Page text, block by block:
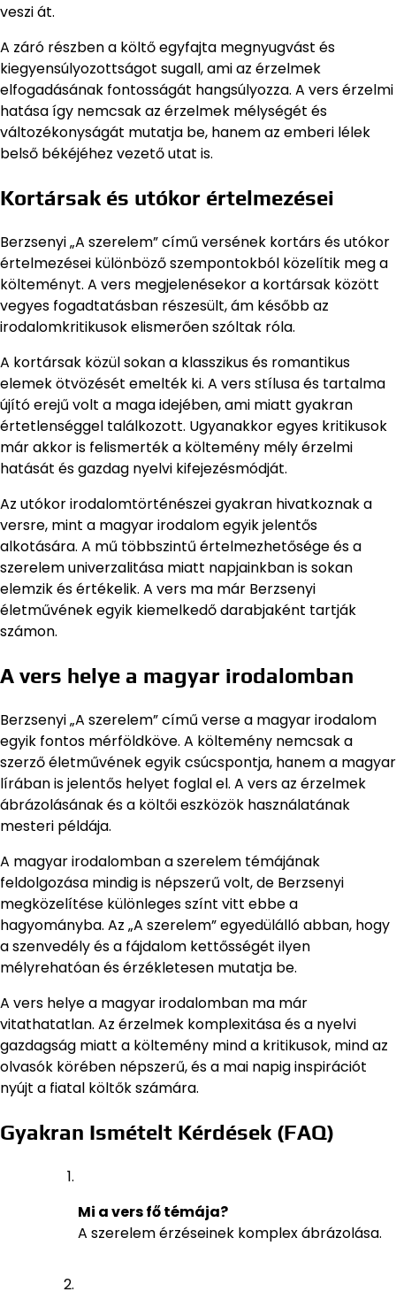
veszi át.
A záró részben a költő egyfajta megnyugvást és
kiegyensúlyozottságot sugall, ami az érzelmek
elfogadásának fontosságát hangsúlyozza. A vers érzelmi
hatása így nemcsak az érzelmek mélységét és
változékonyságát mutatja be, hanem az emberi lélek
belső békéjéhez vezető utat is.
Kortársak és utókor értelmezései
Berzsenyi „A szerelem” című versének kortárs és utókor
értelmezései különböző szempontokból közelítik meg a
költeményt. A vers megjelenésekor a kortársak között
vegyes fogadtatásban részesült, ám később az
irodalomkritikusok elismerően szóltak róla.
A kortársak közül sokan a klasszikus és romantikus
elemek ötvözését emelték ki. A vers stílusa és tartalma
újító erejű volt a maga idejében, ami miatt gyakran
értetlenséggel találkozott. Ugyanakkor egyes kritikusok
már akkor is felismerték a költemény mély érzelmi
hatását és gazdag nyelvi kifejezésmódját.
Az utókor irodalomtörténészei gyakran hivatkoznak a
versre, mint a magyar irodalom egyik jelentős
alkotására. A mű többszintű értelmezhetősége és a
szerelem univerzalitása miatt napjainkban is sokan
elemzik és értékelik. A vers ma már Berzsenyi
életművének egyik kiemelkedő darabjaként tartják
számon.
A vers helye a magyar irodalomban
Berzsenyi „A szerelem” című verse a magyar irodalom
egyik fontos mérföldköve. A költemény nemcsak a
szerző életművének egyik csúcspontja, hanem a magyar
lírában is jelentős helyet foglal el. A vers az érzelmek
ábrázolásának és a költői eszközök használatának
mesteri példája.
A magyar irodalomban a szerelem témájának
feldolgozása mindig is népszerű volt, de Berzsenyi
megközelítése különleges színt vitt ebbe a
hagyományba. Az „A szerelem” egyedülálló abban, hogy
a szenvedély és a fájdalom kettősségét ilyen
mélyrehatóan és érzékletesen mutatja be.
A vers helye a magyar irodalomban ma már
vitathatatlan. Az érzelmek komplexitása és a nyelvi
gazdagság miatt a költemény mind a kritikusok, mind az
olvasók körében népszerű, és a mai napig inspirációt
nyújt a fiatal költők számára.
Gyakran Ismételt Kérdések (FAQ)
Mi a vers fő témája?
A szerelem érzéseinek komplex ábrázolása.